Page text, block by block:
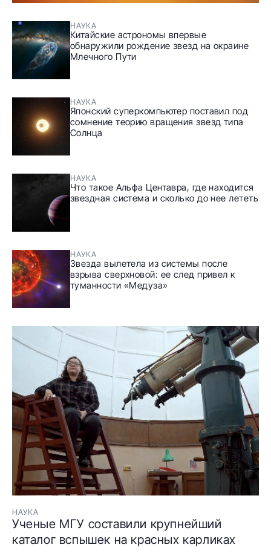
НАУКА
Китайские астрономы впервые
обнаружили рождение звезд на окраине
Млечного Пути
НАУКА
Японский суперкомпьютер поставил под
сомнение теорию вращения звезд типа
Солнца
НАУКА
Что такое Альфа Центавра, где находится
звездная система и сколько до нее лететь
НАУКА
Звезда вылетела из системы после
взрыва сверхновой: ее след привел к
туманности «Медуза»
НАУКА
Ученые МГУ составили крупнейший
каталог вспышек на красных карликах